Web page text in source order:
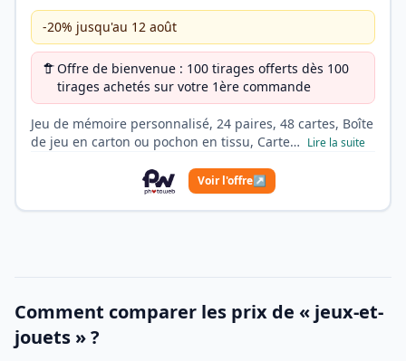
-20% jusqu'au 12 août
Offre de bienvenue : 100 tirages offerts dès 100
tirages achetés sur votre 1ère commande
Jeu de mémoire personnalisé, 24 paires, 48 cartes, Boîte
de jeu en carton ou pochon en tissu, Carte… Lire la suite
Voir l'offre↗
Comment comparer les prix de « jeux-et-
jouets » ?